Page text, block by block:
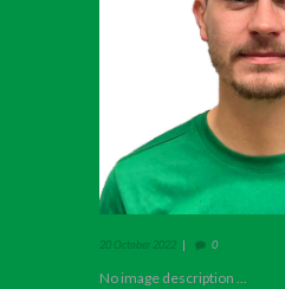
20 October 2022 0
No image description ...